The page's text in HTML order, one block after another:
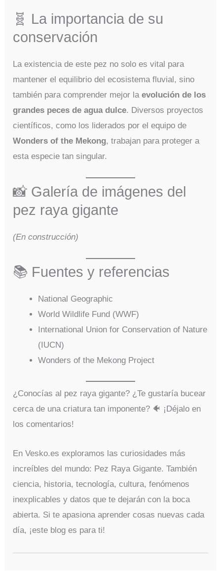
🧬 La importancia de su
conservación
La existencia de este pez no solo es vital para
mantener el equilibrio del ecosistema fluvial, sino
también para comprender mejor laevolución de los
grandes peces de agua dulce. Diversos proyectos
científicos, como los liderados por el equipo de
Wonders of the Mekong, trabajan para proteger a
esta especie tan singular.
📸 Galería de imágenes del
pez raya gigante
(En construcción)
📚 Fuentes y referencias
National Geographic
World Wildlife Fund (WWF)
International Union for Conservation of Nature
(IUCN)
Wonders of the Mekong Project
¿Conocías al pez raya gigante? ¿Te gustaría bucear
cerca de una criatura tan imponente? 🐠 ¡Déjalo en
los comentarios!
En Vesko.es exploramos las curiosidades más
increíbles del mundo: Pez Raya Gigante. También
ciencia, historia, tecnología, cultura, fenómenos
inexplicables y datos que te dejarán con la boca
abierta. Si te apasiona aprender cosas nuevas cada
día, ¡este blog es para ti!